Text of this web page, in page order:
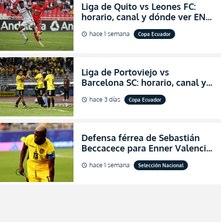
Liga de Quito vs Leones FC:
horario, canal y dónde ver EN
VIVO los octavos de final de la
Copa Ecuador 2026
schedule hace 1 semana Copa Ecuador
Liga de Portoviejo vs
Barcelona SC: horario, canal y
dónde ver EN VIVO los octavos
de final de la Copa Ecuador
schedule hace 3 días Copa Ecuador
Defensa férrea de Sebastián
Beccacece para Enner Valencia
al indicar que era el hombre
indicado para Ecuador
schedule hace 1 semana Selección Nacional